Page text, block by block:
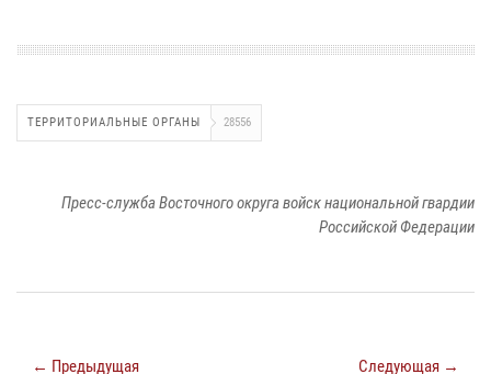
ТЕРРИТОРИАЛЬНЫЕ ОРГАНЫ 28556
Пресс-служба Восточного округа войск национальной гвардии
Российской Федерации
← Предыдущая Следующая →